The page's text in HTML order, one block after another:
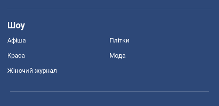
Шоу
Афіша Плітки
Краса Мода
Жіночий журнал